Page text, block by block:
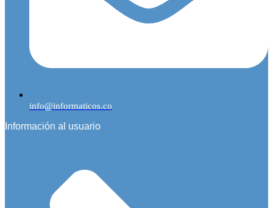
info@informaticos.co
Información al usuario